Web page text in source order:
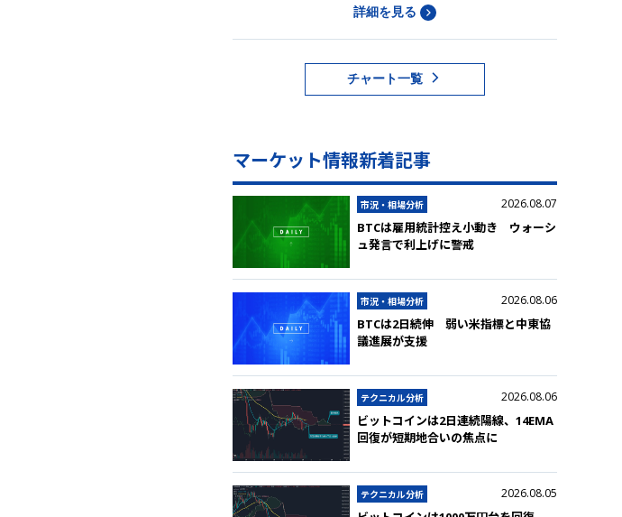
詳細を見る
チャート一覧
マーケット情報新着記事
市況・相場分析 2026.08.07
BTCは雇用統計控え小動き ウォーシ
ュ発言で利上げに警戒
市況・相場分析 2026.08.06
BTCは2日続伸 弱い米指標と中東協
議進展が支援
テクニカル分析 2026.08.06
ビットコインは2日連続陽線、14EMA
回復が短期地合いの焦点に
テクニカル分析 2026.08.05